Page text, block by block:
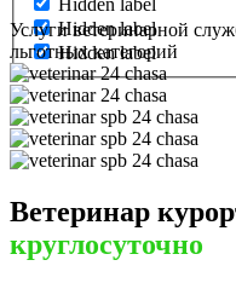
Hidden label
Hidden label
Услуги ветеринарной
льготных категорий
Ветеринар
круглосуточно